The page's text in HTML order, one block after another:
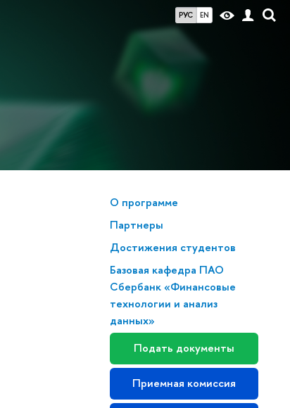
РУС EN
О программе
Партнеры
Достижения студентов
Базовая кафедра ПАО
Сбербанк «Финансовые
технологии и анализ
данных»
Подать документы
Приемная комиссия